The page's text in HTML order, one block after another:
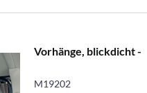
Vorhänge, blickdicht -
M19202